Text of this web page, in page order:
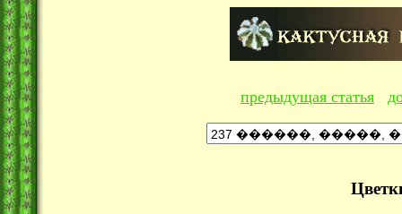
предыдущая статья